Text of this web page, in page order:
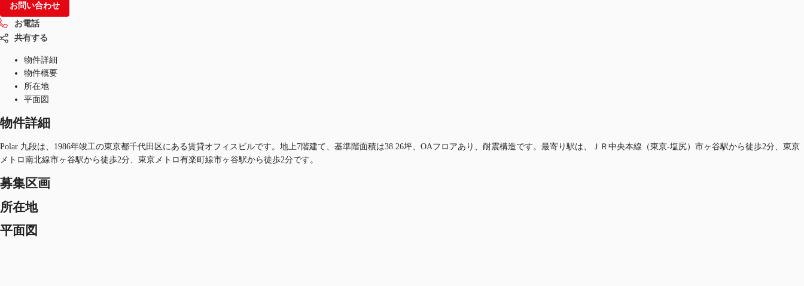
お問い合わせ
お電話
共有する
物件詳細
物件概要
所在地
平面図
物件詳細
Polar 九段は、1986年竣工の東京都千代田区にある賃貸オフィスビルです。地上7階建て、基準階面積は38.26坪、OAフロアあり、耐震構造です。最寄り駅は、ＪＲ中央本線（東京-塩尻）市ヶ谷駅から徒歩2分、東京
メトロ南北線市ヶ谷駅から徒歩2分、東京メトロ有楽町線市ヶ谷駅から徒歩2分です。
募集区画
所在地
平面図